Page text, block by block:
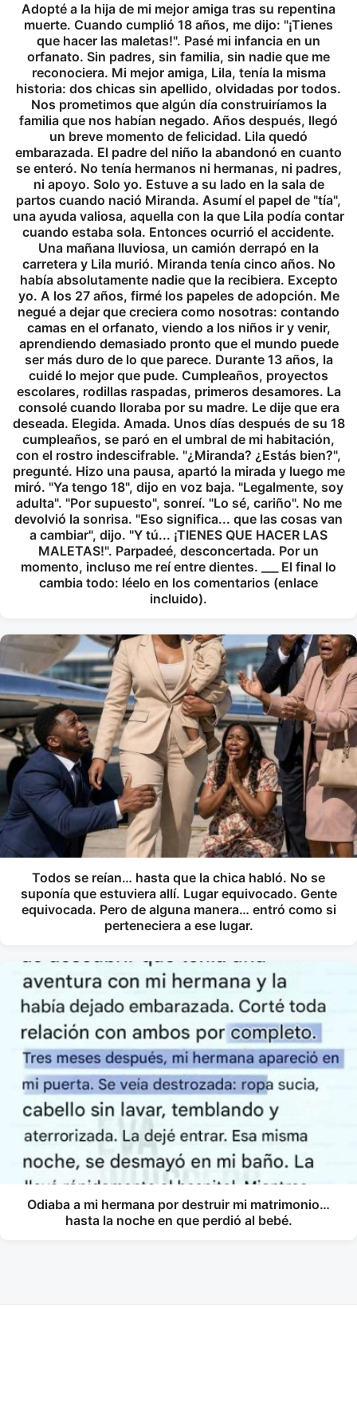
Adopté a la hija de mi mejor amiga tras su repentina
muerte. Cuando cumplió 18 años, me dijo: "¡Tienes
que hacer las maletas!". Pasé mi infancia en un
orfanato. Sin padres, sin familia, sin nadie que me
reconociera. Mi mejor amiga, Lila, tenía la misma
historia: dos chicas sin apellido, olvidadas por todos.
Nos prometimos que algún día construiríamos la
familia que nos habían negado. Años después, llegó
un breve momento de felicidad. Lila quedó
embarazada. El padre del niño la abandonó en cuanto
se enteró. No tenía hermanos ni hermanas, ni padres,
ni apoyo. Solo yo. Estuve a su lado en la sala de
partos cuando nació Miranda. Asumí el papel de "tía",
una ayuda valiosa, aquella con la que Lila podía contar
cuando estaba sola. Entonces ocurrió el accidente.
Una mañana lluviosa, un camión derrapó en la
carretera y Lila murió. Miranda tenía cinco años. No
había absolutamente nadie que la recibiera. Excepto
yo. A los 27 años, firmé los papeles de adopción. Me
negué a dejar que creciera como nosotras: contando
camas en el orfanato, viendo a los niños ir y venir,
aprendiendo demasiado pronto que el mundo puede
ser más duro de lo que parece. Durante 13 años, la
cuidé lo mejor que pude. Cumpleaños, proyectos
escolares, rodillas raspadas, primeros desamores. La
consolé cuando lloraba por su madre. Le dije que era
deseada. Elegida. Amada. Unos días después de su 18
cumpleaños, se paró en el umbral de mi habitación,
con el rostro indescifrable. "¿Miranda? ¿Estás bien?",
pregunté. Hizo una pausa, apartó la mirada y luego me
miró. "Ya tengo 18", dijo en voz baja. "Legalmente, soy
adulta". "Por supuesto", sonreí. "Lo sé, cariño". No me
devolvió la sonrisa. "Eso significa... que las cosas van
a cambiar", dijo. "Y tú... ¡TIENES QUE HACER LAS
MALETAS!". Parpadeé, desconcertada. Por un
momento, incluso me reí entre dientes. ___ El final lo
cambia todo: léelo en los comentarios (enlace
incluido).
Todos se reían… hasta que la chica habló. No se
suponía que estuviera allí. Lugar equivocado. Gente
equivocada. Pero de alguna manera… entró como si
perteneciera a ese lugar.
Odiaba a mi hermana por destruir mi matrimonio…
hasta la noche en que perdió al bebé.